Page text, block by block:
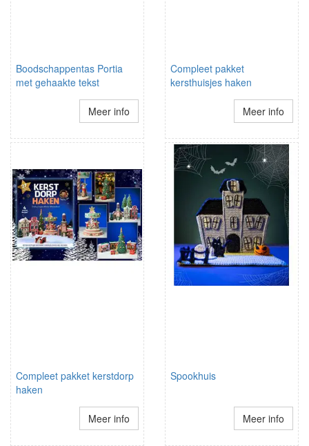
Boodschappentas Portia
met gehaakte tekst
Meer info
Compleet pakket
kersthuisjes haken
Meer info
Compleet pakket kerstdorp
haken
Meer info
Spookhuis
Meer info